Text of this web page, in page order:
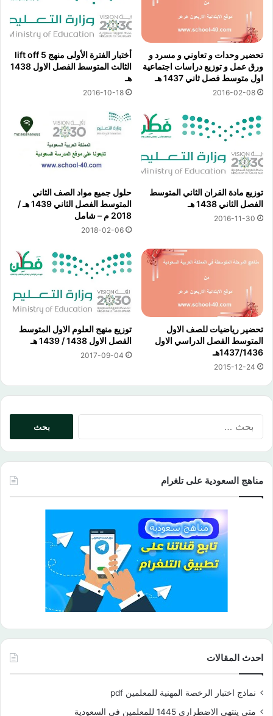
تحضير وحدات و تعاوني و مسرد و
ورق عمل و توزيع دراسات اجتماعية
اول متوسط فصل ثاني 1437 هـ
2016-02-08
أختبار الفترة الأولى منهج lift off 5
الثالث المتوسط الفصل الاول 1438
هـ
2016-10-18
توزيع مادة القران الثاني المتوسط
الفصل الثاني 1438 هـ
2016-11-30
حلول جميع مواد الصف الثاني
المتوسط الفصل الثاني 1439 هـ /
2018 م – شامل
2018-02-06
تحضير رياضيات للصف الاول
المتوسط الفصل الدراسي الاول
1437/1436هـ
2015-12-24
توزيع منهج العلوم الاول المتوسط
الفصل الاول 1438 / 1439 هـ
2017-09-04
مناهج السعودية على تلغرام
احدث المقالات
نماذج اختبار الرخصة المهنية للمعلمين pdf
متى ينتهي الاضطراري 1445 للمعلمين في السعودية